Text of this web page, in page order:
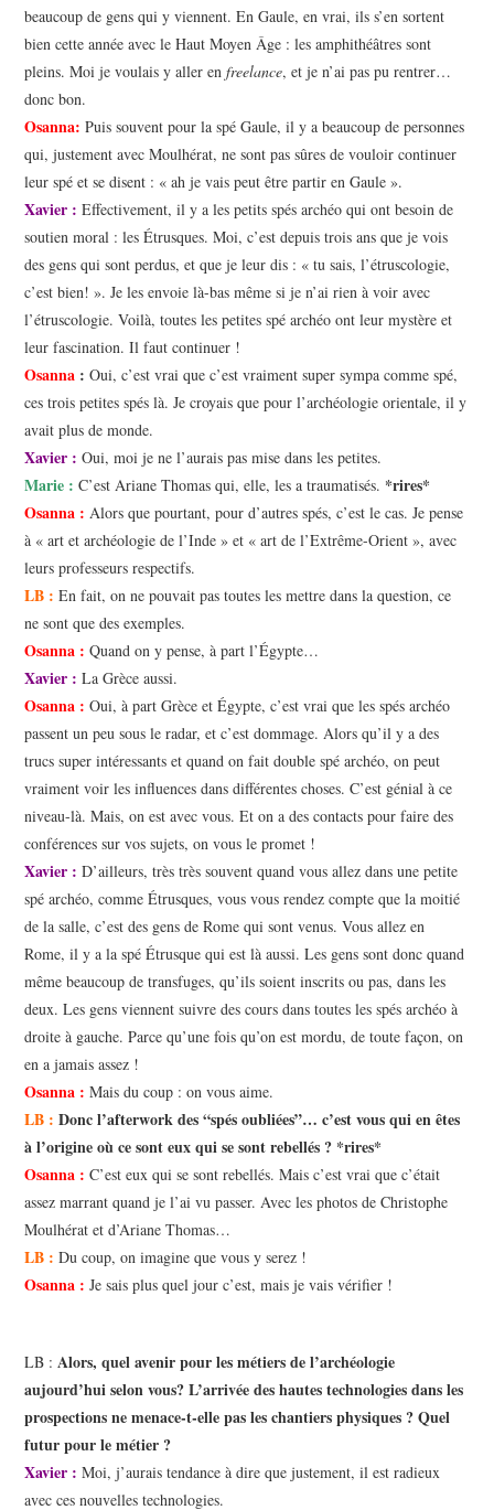
beaucoup de gens qui y viennent. En Gaule, en vrai, ils s’en sortent
bien cette année avec le Haut Moyen Âge : les amphithéâtres sont
pleins. Moi je voulais y aller enfreelance, et je n’ai pas pu rentrer…
donc bon.
Osanna: Puis souvent pour la spé Gaule, il y a beaucoup de personnes
qui, justement avec Moulhérat, ne sont pas sûres de vouloir continuer
leur spé et se disent : « ah je vais peut être partir en Gaule ».
Xavier : Effectivement, il y a les petits spés archéo qui ont besoin de
soutien moral : les Étrusques. Moi, c’est depuis trois ans que je vois
des gens qui sont perdus, et que je leur dis : « tu sais, l’étruscologie,
c’est bien! ». Je les envoie là-bas même si je n’ai rien à voir avec
l’étruscologie. Voilà, toutes les petites spé archéo ont leur mystère et
leur fascination. Il faut continuer !
Osanna : Oui, c’est vrai que c’est vraiment super sympa comme spé,
ces trois petites spés là. Je croyais que pour l’archéologie orientale, il y
avait plus de monde.
Xavier : Oui, moi je ne l’aurais pas mise dans les petites.
Marie : C’est Ariane Thomas qui, elle, les a traumatisés. *rires*
Osanna : Alors que pourtant, pour d’autres spés, c’est le cas. Je pense
à « art et archéologie de l’Inde » et « art de l’Extrême-Orient », avec
leurs professeurs respectifs.
LB : En fait, on ne pouvait pas toutes les mettre dans la question, ce
ne sont que des exemples.
Osanna : Quand on y pense, à part l’Égypte…
Xavier : La Grèce aussi.
Osanna : Oui, à part Grèce et Égypte, c’est vrai que les spés archéo
passent un peu sous le radar, et c’est dommage. Alors qu’il y a des
trucs super intéressants et quand on fait double spé archéo, on peut
vraiment voir les influences dans différentes choses. C’est génial à ce
niveau-là. Mais, on est avec vous. Et on a des contacts pour faire des
conférences sur vos sujets, on vous le promet !
Xavier : D’ailleurs, très très souvent quand vous allez dans une petite
spé archéo, comme Étrusques, vous vous rendez compte que la moitié
de la salle, c’est des gens de Rome qui sont venus. Vous allez en
Rome, il y a la spé Étrusque qui est là aussi. Les gens sont donc quand
même beaucoup de transfuges, qu’ils soient inscrits ou pas, dans les
deux. Les gens viennent suivre des cours dans toutes les spés archéo à
droite à gauche. Parce qu’une fois qu’on est mordu, de toute façon, on
en a jamais assez !
Osanna : Mais du coup : on vous aime.
LB : Donc l’afterwork des “spés oubliées”… c’est vous qui en êtes
à l’origine où ce sont eux qui se sont rebellés ? *rires*
Osanna : C’est eux qui se sont rebellés. Mais c’est vrai que c’était
assez marrant quand je l’ai vu passer. Avec les photos de Christophe
Moulhérat et d’Ariane Thomas…
LB : Du coup, on imagine que vous y serez !
Osanna :Je sais plus quel jour c’est, mais je vais vérifier !
LB :Alors, quel avenir pour les métiers de l’archéologie
aujourd’hui selon vous? L’arrivée des hautes technologies dans les
prospections ne menace-t-elle pas les chantiers physiques ? Quel
futur pour le métier ?
Xavier : Moi, j’aurais tendance à dire que justement, il est radieux
avec ces nouvelles technologies.